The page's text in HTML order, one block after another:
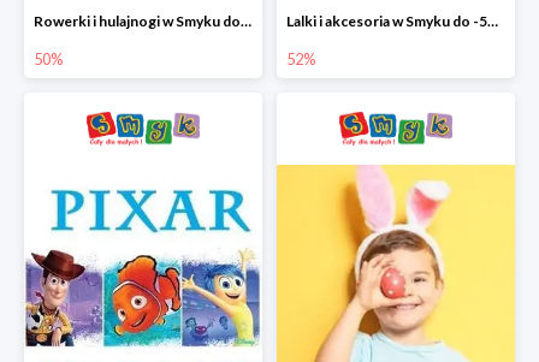
Rowerki i hulajnogi w Smyku do -50%
50%
Lalki i akcesoria w Smyku do -52%
52%